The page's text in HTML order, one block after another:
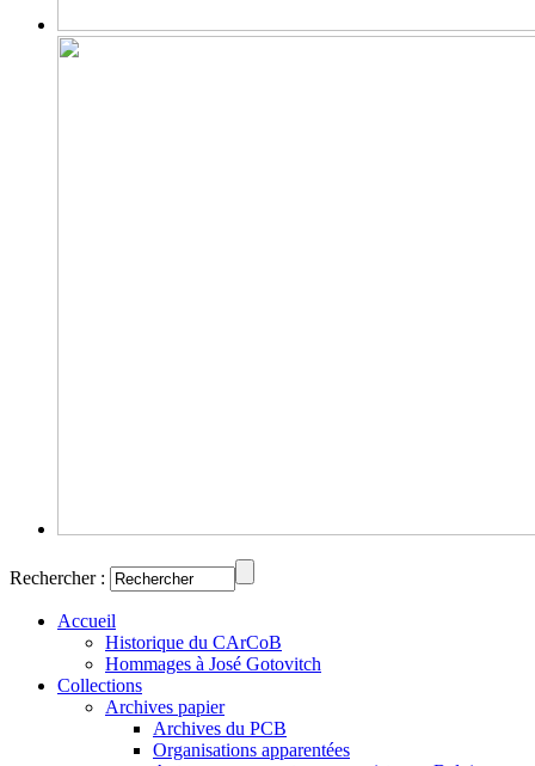
Rechercher :
Accueil
Historique du CArCoB
Hommages à José Gotovitch
Collections
Archives papier
Archives du PCB
Organisations apparentées